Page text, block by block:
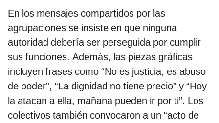
En los mensajes compartidos por las
agrupaciones se insiste en que ninguna
autoridad debería ser perseguida por cumplir
sus funciones. Además, las piezas gráficas
incluyen frases como “No es justicia, es abuso
de poder”, “La dignidad no tiene precio” y “Hoy
la atacan a ella, mañana pueden ir por ti”. Los
colectivos también convocaron a un “acto de